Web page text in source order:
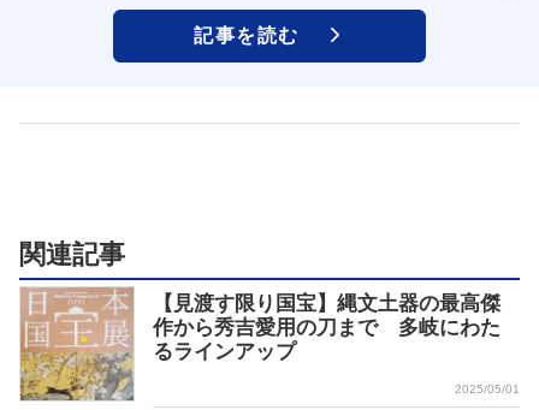
記事を読む
関連記事
【見渡す限り国宝】縄文土器の最高傑
作から秀吉愛用の刀まで 多岐にわた
るラインアップ
2025/05/01